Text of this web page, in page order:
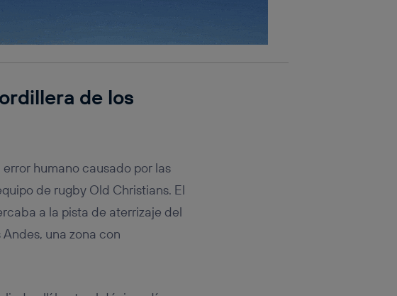
de los
humano causado por las
de rugby Old Christians. El
a la pista de aterrizaje del
una zona con